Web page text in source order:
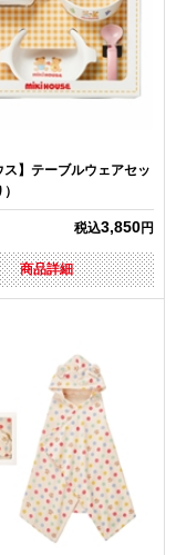
ス】テーブルウェアセッ
税込3,850円
商品詳細